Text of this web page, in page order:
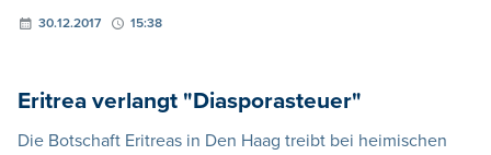
30.12.2017 15:38
Eritrea verlangt "Diasporasteuer"
Die Botschaft Eritreas in Den Haag treibt bei heimischen